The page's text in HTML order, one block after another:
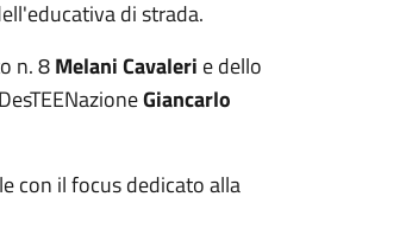
di strada.
n. 8Melani Cavaleri e dello
Giancarlo
con il focus dedicato alla